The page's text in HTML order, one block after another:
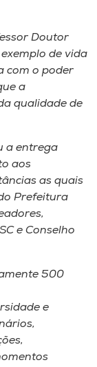
Doutor
de vida
com o poder
a
qualidade de
a entrega
aos
as quais
Prefeitura
e Conselho
500
e